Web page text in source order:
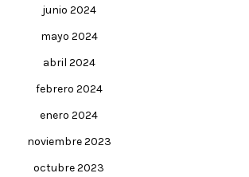
junio 2024
mayo 2024
abril 2024
febrero 2024
enero 2024
noviembre 2023
octubre 2023